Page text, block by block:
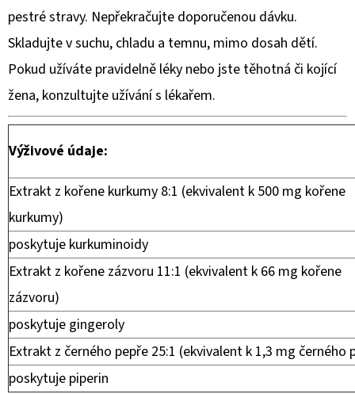
pestré stravy. Nepřekračujte doporučenou dávku.
Skladujte v suchu, chladu a temnu, mimo dosah dětí.
Pokud užíváte pravidelně léky nebo jste těhotná či kojící
žena, konzultujte užívání s lékařem.
Výživové údaje:
Extrakt z kořene kurkumy 8:1 (ekvivalent k 500 mg kořene
kurkumy)
poskytuje kurkuminoidy
Extrakt z kořene zázvoru 11:1 (ekvivalent k 66 mg kořene
zázvoru)
poskytuje gingeroly
Extrakt z černého pepře 25:1 (ekvivalent k 1,3 mg černého
poskytuje piperin